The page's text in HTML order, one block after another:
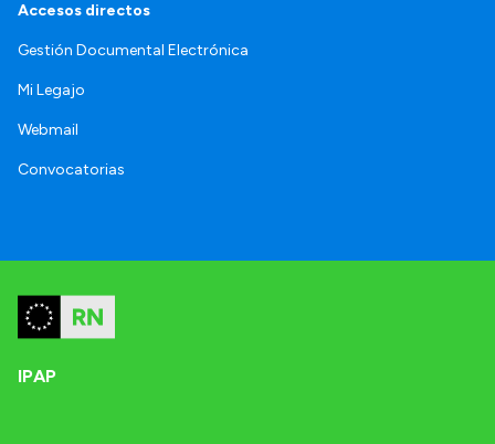
Accesos directos
Gestión Documental Electrónica
Mi Legajo
Webmail
Convocatorias
IPAP